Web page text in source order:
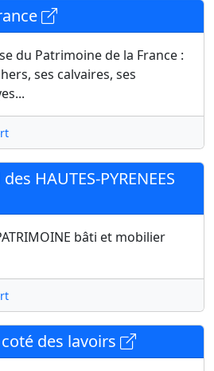
du Patrimoine de la France :
ses calvaires, ses
HAUTES-PYRENEES
bâti et mobilier
des lavoirs